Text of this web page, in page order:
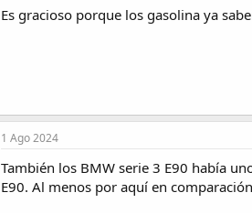
i
o
Es gracioso porque los gasolina ya
1 Ago 2024
También los BMW serie 3 E90 había
E90. Al menos por aquí en